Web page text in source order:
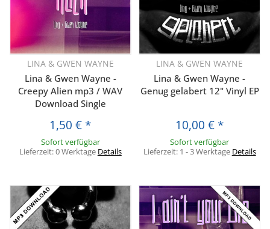
LINA & GWEN WAYNE
Lina & Gwen Wayne -
Creepy Alien mp3 / WAV
Download Single
1,50 € *
Sofort verfügbar
Lieferzeit:0 Werktage Details
LINA & GWEN WAYNE
Lina & Gwen Wayne -
Genug gelabert 12" Vinyl EP
10,00 € *
Sofort verfügbar
Lieferzeit: 1 - 3 Werktage Details